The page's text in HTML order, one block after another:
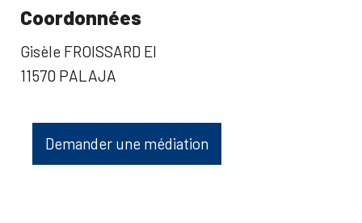
Coordonnées
Gisèle FROISSARD EI
11570 PALAJA
Demander une médiation